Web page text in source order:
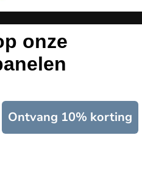
onze
Ontvang 10% korting